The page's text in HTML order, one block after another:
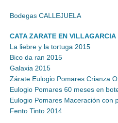
Bodegas CALLEJUELA
CATA ZARATE EN VILLAGARCIA
La liebre y la tortuga 2015
Bico da ran 2015
Galaxia 2015
Zárate Eulogio Pomares Crianza
Eulogio Pomares 60 meses en
Eulogio Pomares Maceración con
Fento Tinto 2014